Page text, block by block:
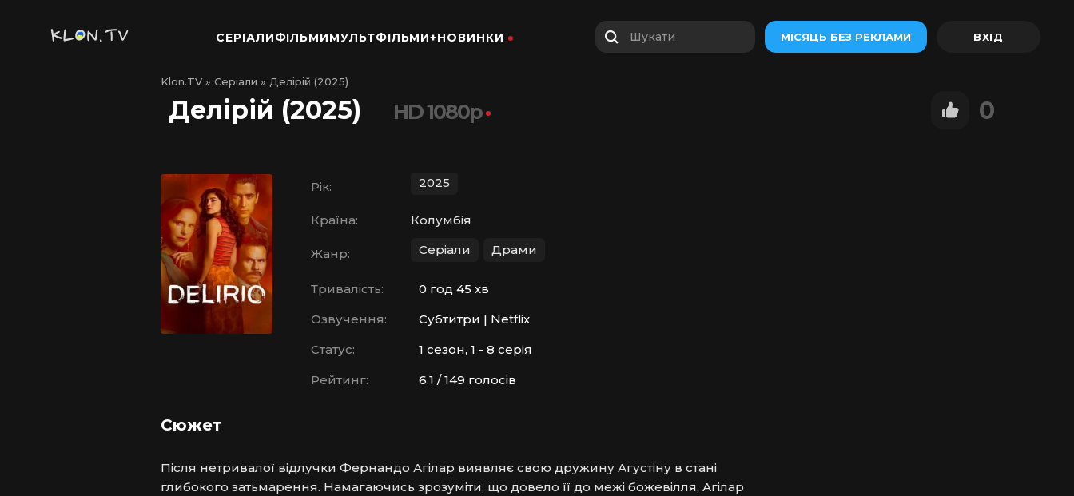
СЕРІАЛИФІЛЬМИМУЛЬТФІЛЬМИ+НОВИНКИ Шукати МІСЯЦЬ БЕЗ РЕКЛАМИ
Klon.TV » Серіали » Делірій (2025)
Делірій (2025) HD 1080p 0
Рік: 2025
Країна: Колумбія
Жанр: Серіали Драми
Тривалість:
0 год 45 хв
Озвучення:
Субтитри | Netflix
Статус:
1 сезон, 1 - 8 серія
Рейтинг:
6.1 / 149 голосів
Сюжет
Після нетривалої відлучки Фернандо Агілар виявляє свою дружину Агустіну в стані
глибокого затьмарення. Намагаючись зрозуміти, що довело її до межі божевілля, Агілар